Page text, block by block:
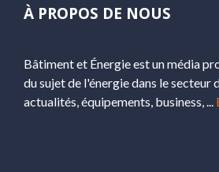
À PROPOS DE NOUS
Bâtiment et Énergie est un média
du sujet de l'énergie dans le secteur
actualités, équipements, business, ...